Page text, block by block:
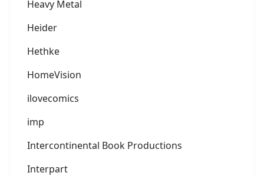
Heavy Metal
Heider
Hethke
HomeVision
ilovecomics
imp
Intercontinental Book Productions
Interpart